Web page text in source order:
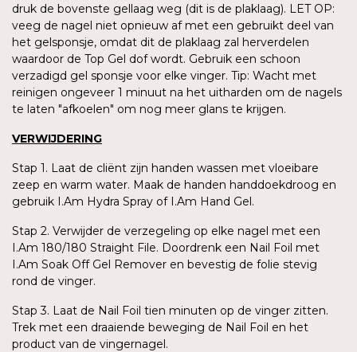
druk de bovenste gellaag weg (dit is de plaklaag). LET OP:
veeg de nagel niet opnieuw af met een gebruikt deel van
het gelsponsje, omdat dit de plaklaag zal herverdelen
waardoor de Top Gel dof wordt. Gebruik een schoon
verzadigd gel sponsje voor elke vinger. Tip: Wacht met
reinigen ongeveer 1 minuut na het uitharden om de nagels
te laten "afkoelen" om nog meer glans te krijgen.
VERWIJDERING
Stap 1. Laat de cliënt zijn handen wassen met vloeibare
zeep en warm water. Maak de handen handdoekdroog en
gebruik I.Am Hydra Spray of I.Am Hand Gel.
Stap 2. Verwijder de verzegeling op elke nagel met een
I.Am 180/180 Straight File. Doordrenk een Nail Foil met
I.Am Soak Off Gel Remover en bevestig de folie stevig
rond de vinger.
Stap 3. Laat de Nail Foil tien minuten op de vinger zitten.
Trek met een draaiende beweging de Nail Foil en het
product van de vingernagel.